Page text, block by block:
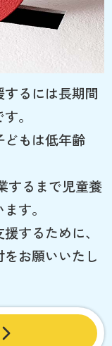
るには長期間
。
もは低年齢
するまで児童養
す。
するために、
お願いいたし